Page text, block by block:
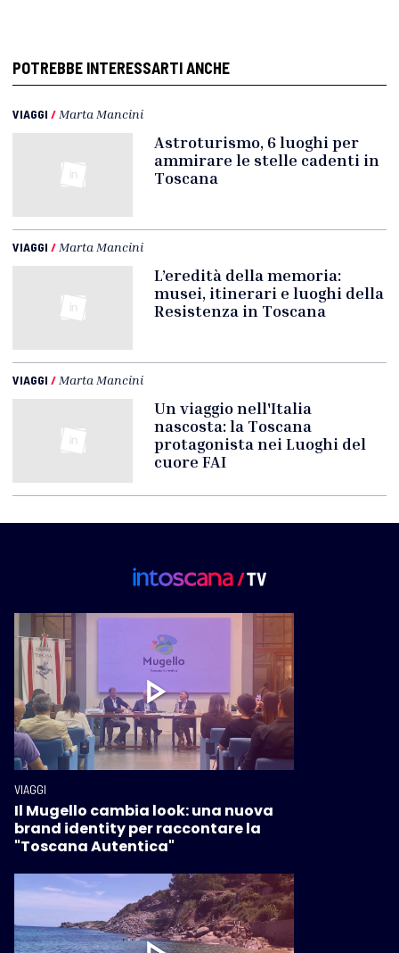
POTREBBE INTERESSARTI ANCHE
VIAGGI / Marta Mancini
Astroturismo, 6 luoghi per
ammirare le stelle cadenti in
Toscana
VIAGGI / Marta Mancini
L’eredità della memoria:
musei, itinerari e luoghi della
Resistenza in Toscana
VIAGGI / Marta Mancini
Un viaggio nell'Italia
nascosta: la Toscana
protagonista nei Luoghi del
cuore FAI
VIAGGI
Il Mugello cambia look: una nuova
brand identity per raccontare la
"Toscana Autentica"